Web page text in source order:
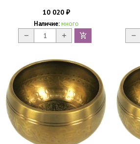
10 020 ₽
Наличие: много